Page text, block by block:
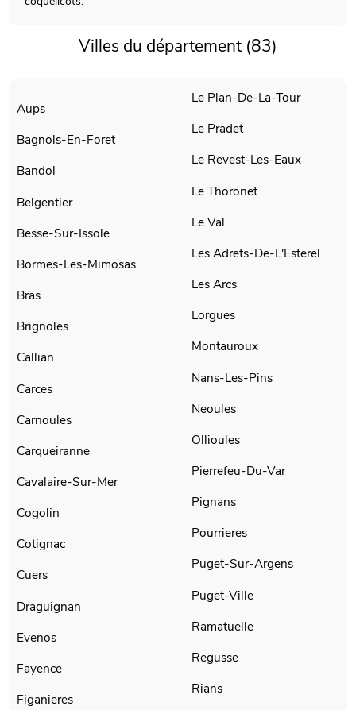
Villes du département (83)
Aups
Bagnols-En-Foret
Bandol
Belgentier
Besse-Sur-Issole
Bormes-Les-Mimosas
Bras
Brignoles
Callian
Carces
Carnoules
Carqueiranne
Cavalaire-Sur-Mer
Cogolin
Cotignac
Cuers
Draguignan
Evenos
Fayence
Figanieres
Le Plan-De-La-Tour
Le Pradet
Le Revest-Les-Eaux
Le Thoronet
Le Val
Les Adrets-De-L'Esterel
Les Arcs
Lorgues
Montauroux
Nans-Les-Pins
Neoules
Ollioules
Pierrefeu-Du-Var
Pignans
Pourrieres
Puget-Sur-Argens
Puget-Ville
Ramatuelle
Regusse
Rians